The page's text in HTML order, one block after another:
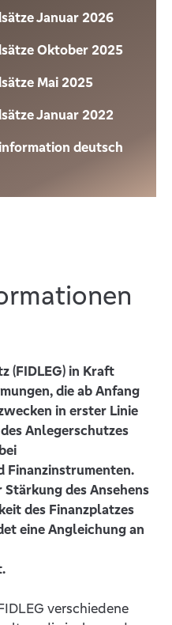
Januar 2026
Oktober 2025
Mai 2025
Januar 2022
deutsch
(FIDLEG) in Kraft
die ab Anfang
in erster Linie
Anlegerschutzes
Finanzinstrumenten.
des Ansehens
des Finanzplatzes
eine Angleichung an
verschiedene